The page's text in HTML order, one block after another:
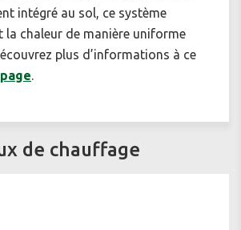
intégré au sol, ce système
la chaleur de manière uniforme
plus d’informations à ce
de chauffage